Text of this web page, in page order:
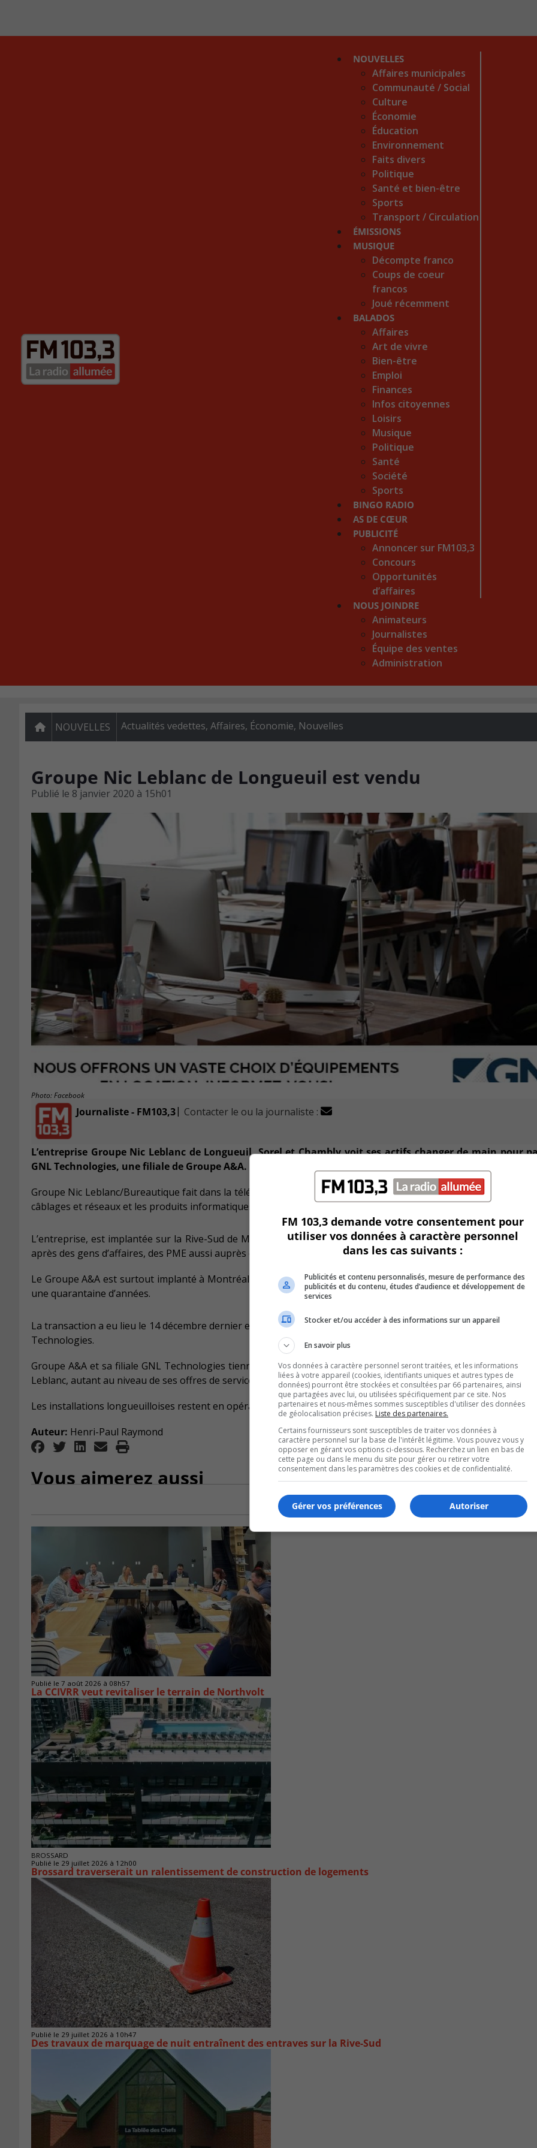
NOUVELLES
Affaires municipales
Communauté / Social
Culture
Économie
Éducation
Environnement
Faits divers
Politique
Santé et bien-être
Sports
Transport / Circulation
ÉMISSIONS
MUSIQUE
Décompte franco
Coups de coeur
francos
Joué récemment
BALADOS
Affaires
Art de vivre
Bien-être
Emploi
Finances
Infos citoyennes
Loisirs
Musique
Politique
Santé
Société
Sports
BINGO RADIO
AS DE CŒUR
PUBLICITÉ
Annoncer sur FM103,3
Concours
Opportunités
d’affaires
NOUS JOINDRE
Animateurs
Journalistes
Équipe des ventes
Administration
NOUVELLES Actualités vedettes, Affaires, Économie, Nouvelles
Groupe Nic Leblanc de Longueuil est vendu
Publié le 8 janvier 2020 à 15h01
Photo: Facebook
Journaliste - FM103,3| Contacter le ou la journaliste :
L’entreprise Groupe Nic Leblanc de Longueuil, Sorel et Chambly voit ses actifs changer de main pour
GNL Technologies, une filiale de Groupe A&A.
Groupe Nic Leblanc/Bureautique fait dans la téléphonie, les équipements de bureau, les équipements
câblages et réseaux et les produits informatiques.
L’entreprise, est implantée sur la Rive-Sud de Montréal depuis au moins 20 ans et sa clientèle est surtout
après des gens d’affaires, des PME aussi auprès des résidences pour personnes âgées et résidences pour
Le Groupe A&A est surtout implanté à Montréal, mais aussi à Québec, Sherbrooke et Trois-Rivières et est actif
une quarantaine d’années.
La transaction a eu lieu le 14 décembre dernier et désormais Nic Leblanc va changer de nom pour prendre celui
Technologies.
Groupe A&A et sa filiale GNL Technologies tiennent à conserver les opérations telles quelles étaient sous
Leblanc, autant au niveau de ses offres de services que de ses fournisseurs.
Les installations longueuilloises restent en opération sur le boulevard Taschereau.
Auteur: Henri-Paul Raymond
Vous aimerez aussi
Publié le 7 août 2026 à 08h57
La CCIVRR veut revitaliser le terrain de Northvolt
BROSSARD
Publié le 29 juillet 2026 à 12h00
Brossard traverserait un ralentissement de construction de logements
Publié le 29 juillet 2026 à 10h47
Des travaux de marquage de nuit entraînent des entraves sur la Rive-Sud
FM 103,3 demande votre consentement pour
utiliser vos données à caractère personnel
dans les cas suivants :
Publicités et contenu personnalisés, mesure de performance des
publicités et du contenu, études d’audience et développement de
services
Stocker et/ou accéder à des informations sur un appareil
En savoir plus
Vos données à caractère personnel seront traitées, et les informations
liées à votre appareil (cookies, identifiants uniques et autres types de
données) pourront être stockées et consultées par 66 partenaires, ainsi
que partagées avec lui, ou utilisées spécifiquement par ce site. Nos
partenaires et nous-mêmes sommes susceptibles d'utiliser des données
de géolocalisation précises. Liste des partenaires.
Certains fournisseurs sont susceptibles de traiter vos données à
caractère personnel sur la base de l'intérêt légitime. Vous pouvez vous y
opposer en gérant vos options ci-dessous. Recherchez un lien en bas de
cette page ou dans le menu du site pour gérer ou retirer votre
consentement dans les paramètres des cookies et de confidentialité.
Autoriser
Gérer vos préférences